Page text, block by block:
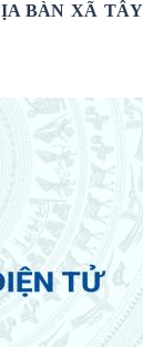
BÀN XÃ TÂY